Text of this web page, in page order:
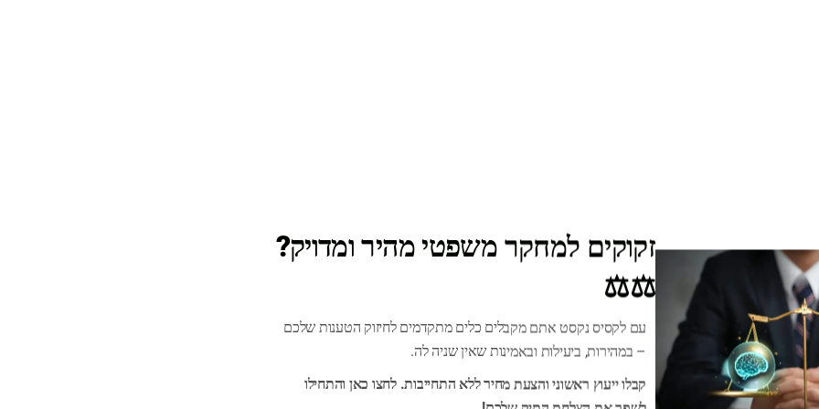
זקוקים למחקר משפטי מהיר ומדויק?
⚖️⚖️
עם לקסיס נקסט אתם מקבלים כלים מתקדמים לחיזוק הטענות שלכם
– במהירות, ביעילות ובאמינות שאין שניה לה.
קבלו ייעוץ ראשוני והצעת מחיר ללא התחייבות. לחצו כאן והתחילו
לשפר את הצלחת התיק שלכם!